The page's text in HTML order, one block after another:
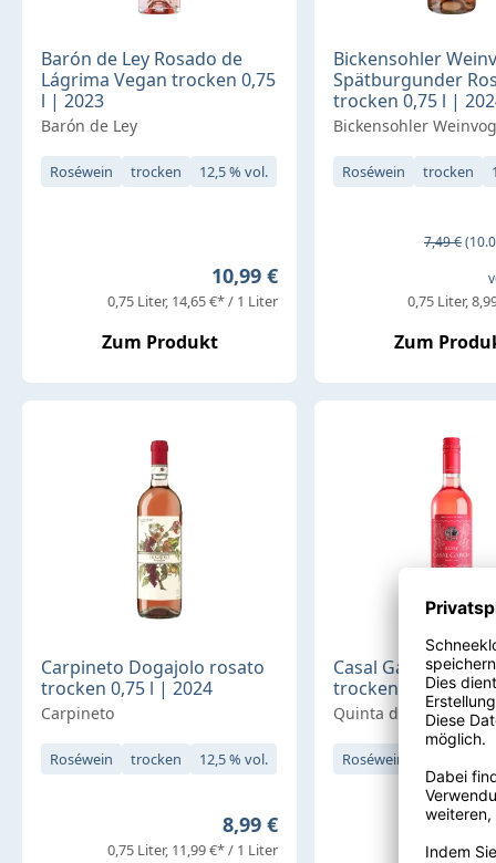
Barón de Ley Rosado de
Lágrima Vegan trocken 0,75
l | 2023
Barón de Ley
Roséwein trocken 12,5 % vol.
Regulärer Preis:
10,99 €
0,75 Liter 14,65 €* / 1 Liter
Zum Produkt
Bickensohler
Spätburgunder
trocken 0,75 l |
Bickensohler
Roséwein trocken
Regulärer
7,49 €
0,75 Liter
Zum
Carpineto Dogajolo rosato
trocken 0,75 l | 2024
Carpineto
Roséwein trocken 12,5 % vol.
Regulärer Preis:
8,99 €
0,75 Liter 11,99 €* / 1 Liter
Casal Garcia
trocken 0,75 l
Quinta da Aveleda
Roséwein
0,75 Liter